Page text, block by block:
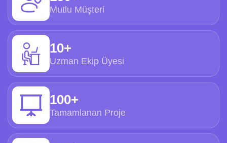
Mutlu Müşteri
10+
Uzman Ekip Üyesi
100+
Tamamlanan Proje